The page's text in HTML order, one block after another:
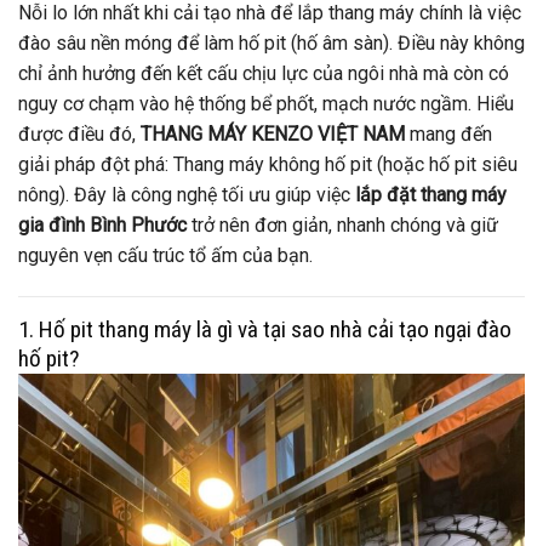
Nỗi lo lớn nhất khi cải tạo nhà để lắp thang máy chính là việc
đào sâu nền móng để làm hố pit (hố âm sàn). Điều này không
chỉ ảnh hưởng đến kết cấu chịu lực của ngôi nhà mà còn có
nguy cơ chạm vào hệ thống bể phốt, mạch nước ngầm. Hiểu
được điều đó, THANG MÁY KENZO VIỆT NAM mang đến
giải pháp đột phá: Thang máy không hố pit (hoặc hố pit siêu
nông). Đây là công nghệ tối ưu giúp việc lắp đặt thang máy
gia đình Bình Phướctrở nên đơn giản, nhanh chóng và giữ
nguyên vẹn cấu trúc tổ ấm của bạn.
1. Hố pit thang máy là gì và tại sao nhà cải tạo ngại đào
hố pit?